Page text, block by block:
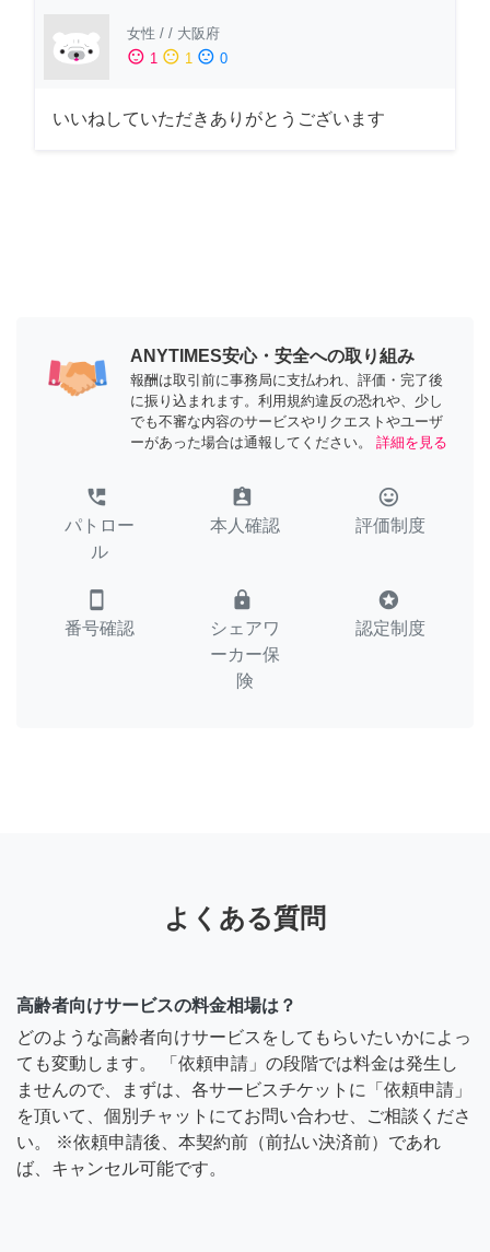
女性 / / 大阪府
sentiment_satisfied 1 sentiment_neutral 1 sentiment_dissatisfied 0
いいねしていただきありがとうございます
ANYTIMES安心・安全への取り組み
報酬は取引前に事務局に支払われ、評価・完了後
に振り込まれます。利用規約違反の恐れや、少し
でも不審な内容のサービスやリクエストやユーザ
ーがあった場合は通報してください。
詳細を見る
perm_phone_msg
パトロー
ル
assignment_ind
本人確認
tag_faces
評価制度
smartphone
番号確認
lock
シェアワ
ーカー保
険
stars
認定制度
よくある質問
高齢者向けサービスの料金相場は？
どのような高齢者向けサービスをしてもらいたいかによっ
ても変動します。 「依頼申請」の段階では料金は発生し
ませんので、まずは、各サービスチケットに「依頼申請」
を頂いて、個別チャットにてお問い合わせ、ご相談くださ
い。 ※依頼申請後、本契約前（前払い決済前）であれ
ば、キャンセル可能です。